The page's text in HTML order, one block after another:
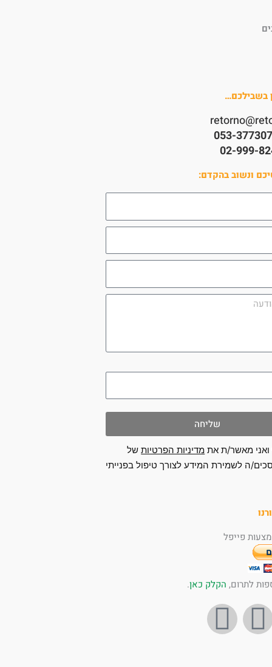
בשבילכם…
053-
02-999-
ונשוב בהקדם:
שליחה
ואני מאשר/ת את מדיניות הפרטיותשל
ה לשמירת המידע לצורך טיפול בפנייתי
פייפל
לתרום, הקלק כאן.
Y
I